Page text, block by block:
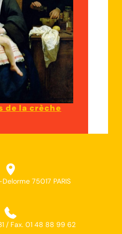
75017 PARIS
/ Fax. 01 48 88 99 62
de la crèche